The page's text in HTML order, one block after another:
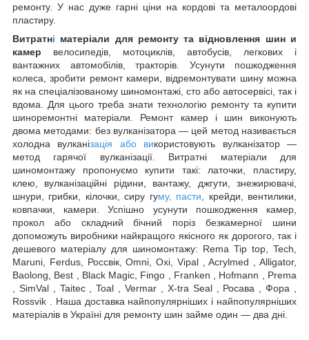
ремонту. У нас дуже гарні ціни на кордові та металоордові
пластиру.
Витратні матеріали для ремонту та відновлення шин и
камер велосипедів, мотоциклів, автобусів, легкових і
вантажних автомобілів, тракторів. Усунути пошкодження
колеса, зробити ремонт камери, відремонтувати шину можна
як на спеціалізованому шиномонтажі, сто або автосервісі, так і
вдома. Для цього треба знати технологію ремонту та купити
шиноремонтні матеріали. Ремонт камер і шин виконують
двома методами: без вулканізатора — цей метод називається
холодна вулканізація або використовують вулканізатор —
метод гарячої вулканізації. Витратні матеріали для
шиномонтажу пропонуємо купити такі: латочки, пластиру,
клею, вулканізаційні рідини, вантажу, джгути, знежирювачі,
шнури, грибки, кілочки, сиру гуму, пасти , крейди, вентилики,
ковпачки, камери. Успішно усунути пошкодження камер,
прокол або складний бічний поріз безкамерної шини
допоможуть виробники найкращого якісного як дорогого, так і
дешевого матеріалу для шиномонтажу: Rema Tip top, Tech,
Maruni, Ferdus, Россвік, Omni, Oxi, Vipal , Acrylmed , Alligator,
Baolong, Best , Black Magic, Fingo , Franken , Hofmann , Prema
, SimVal , Taitec , Toal , Vermar , X-tra Seal , Росава , Фора ,
Rossvik . Наша доставка найпопулярніших і найпопулярніших
матеріалів в Україні для ремонту шин займе один — два дні.